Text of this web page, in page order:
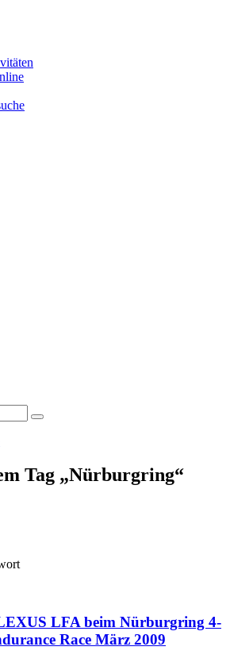
Tag „Nürburgring“
LFA beim Nürburgring 4-
Race März 2009